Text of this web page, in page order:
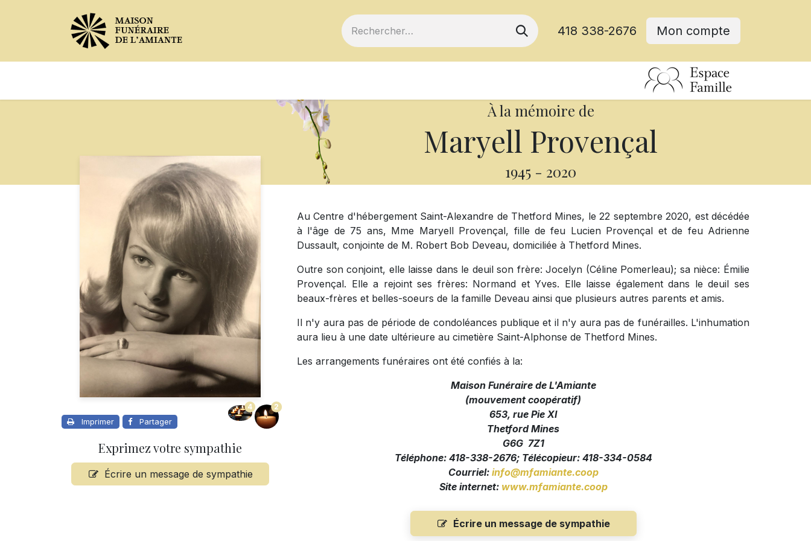
418 338-2676 Mon compte
À la mémoire de
Maryell Provençal
1945 - 2020
Imprimer Partager
4 2
Exprimez votre sympathie
Écrire un message de sympathie
Au Centre d'hébergement Saint-Alexandre de Thetford Mines, le 22 septembre 2020, est décédée
à l'âge de 75 ans, Mme Maryell Provençal, fille de feu Lucien Provençal et de feu Adrienne
Dussault, conjointe de M. Robert Bob Deveau, domiciliée à Thetford Mines.
Outre son conjoint, elle laisse dans le deuil son frère: Jocelyn (Céline Pomerleau); sa nièce: Émilie
Provençal. Elle a rejoint ses frères: Normand et Yves. Elle laisse également dans le deuil ses
beaux-frères et belles-soeurs de la famille Deveau ainsi que plusieurs autres parents et amis.
Il n'y aura pas de période de condoléances publique et il n'y aura pas de funérailles. L'inhumation
aura lieu à une date ultérieure au cimetière Saint-Alphonse de Thetford Mines.
Les arrangements funéraires ont été confiés à la:
Maison Funéraire de L'Amiante
(mouvement coopératif)
653, rue Pie XI
Thetford Mines
G6G 7Z1
Téléphone: 418-338-2676; Télécopieur: 418-334-0584
Courriel: info@mfamiante.coop
Site internet: www.mfamiante.coop
Écrire un message de sympathie